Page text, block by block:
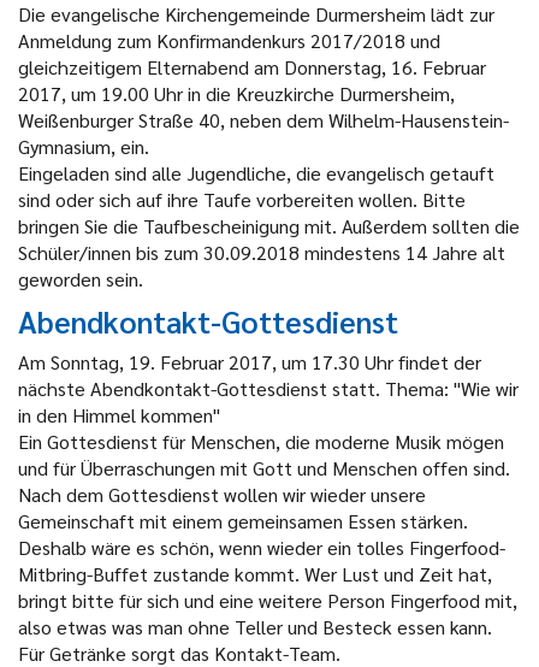
Die evangelische Kirchengemeinde Durmersheim lädt zur
Anmeldung zum Konfirmandenkurs 2017/2018 und
gleichzeitigem Elternabend am Donnerstag, 16. Februar
2017, um 19.00 Uhr in die Kreuzkirche Durmersheim,
Weißenburger Straße 40, neben dem Wilhelm-Hausenstein-
Gymnasium, ein.
Eingeladen sind alle Jugendliche, die evangelisch getauft
sind oder sich auf ihre Taufe vorbereiten wollen. Bitte
bringen Sie die Taufbescheinigung mit. Außerdem sollten die
Schüler/innen bis zum 30.09.2018 mindestens 14 Jahre alt
geworden sein.
Abendkontakt-Gottesdienst
Am Sonntag, 19. Februar 2017, um 17.30 Uhr findet der
nächste Abendkontakt-Gottesdienst statt. Thema: "Wie wir
in den Himmel kommen"
Ein Gottesdienst für Menschen, die moderne Musik mögen
und für Überraschungen mit Gott und Menschen offen sind.
Nach dem Gottesdienst wollen wir wieder unsere
Gemeinschaft mit einem gemeinsamen Essen stärken.
Deshalb wäre es schön, wenn wieder ein tolles Fingerfood-
Mitbring-Buffet zustande kommt. Wer Lust und Zeit hat,
bringt bitte für sich und eine weitere Person Fingerfood mit,
also etwas was man ohne Teller und Besteck essen kann.
Für Getränke sorgt das Kontakt-Team.